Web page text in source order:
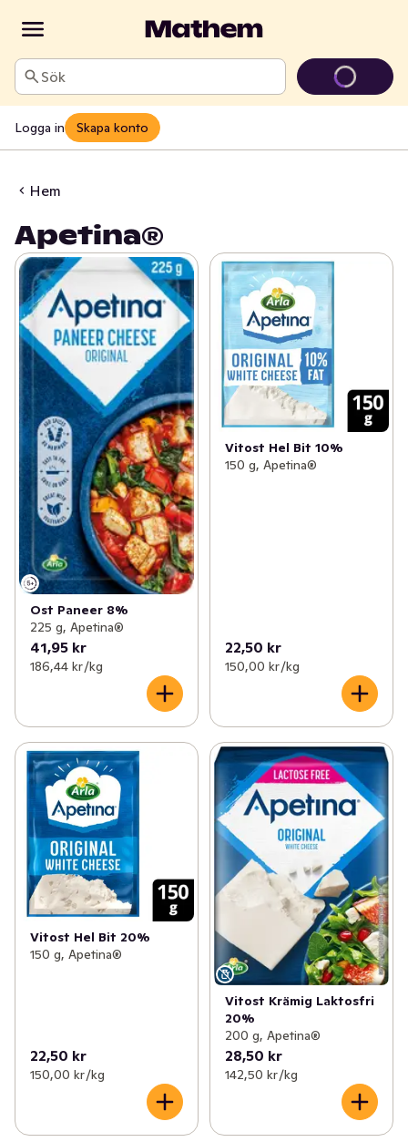
Sök
Logga in Skapa konto
Hem
Apetina®
Ost Paneer 8%
225 g, Apetina®
41,95 kr
186,44 kr /kg
Vitost Hel Bit 10%
150 g, Apetina®
22,50 kr
150,00 kr /kg
Vitost Hel Bit 20%
150 g, Apetina®
22,50 kr
150,00 kr /kg
Vitost Krämig Laktosfri
20%
200 g, Apetina®
28,50 kr
142,50 kr /kg